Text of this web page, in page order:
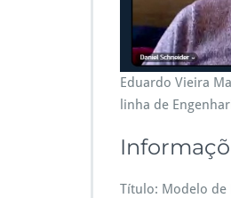
Eduardo Vieira
linha de
Título: Modelo de